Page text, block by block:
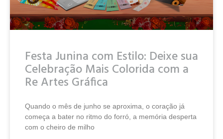
Festa Junina com Estilo: Deixe sua
Celebração Mais Colorida com a
Re Artes Gráfica
Quando o mês de junho se aproxima, o coração já
começa a bater no ritmo do forró, a memória desperta
com o cheiro de milho